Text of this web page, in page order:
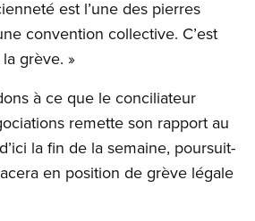
est l’une des pierres
convention collective. C’est
grève. »
à ce que le conciliateur
remette son rapport au
la fin de la semaine, poursuit-
en position de grève légale